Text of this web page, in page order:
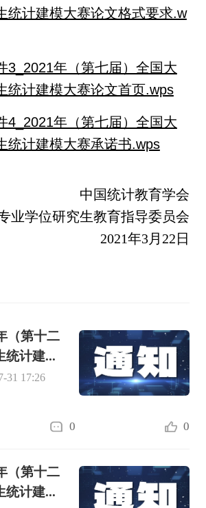
统计建模大赛论文格式要求.w
3_2021年（第七届）全国大
统计建模大赛论文首页.wps
4_2021年（第七届）全国大
统计建模大赛承诺书.wps
中国统计教育学会
业学位研究生教育指导委员会
2021年3月22日
（第十二
统计建...
31 17:26
0 0
（第十二
统计建...